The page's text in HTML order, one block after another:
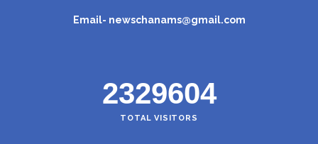
Email- newschanams@gmail.com
2329604
TOTAL VISITORS